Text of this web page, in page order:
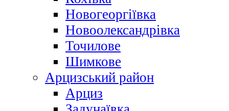
Новогеоргіївка
Новоолександрівка
Точилове
Шимкове
Арцизський район
Арциз